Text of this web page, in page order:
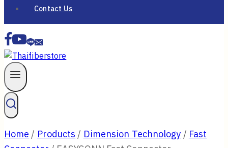
Contact Us
Home / Products / Dimension Technology / Fast